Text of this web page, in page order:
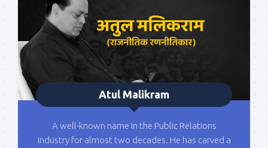
Atul Malikram
A well-known name in the Public Relations
industry for almost two decades. He has carved a